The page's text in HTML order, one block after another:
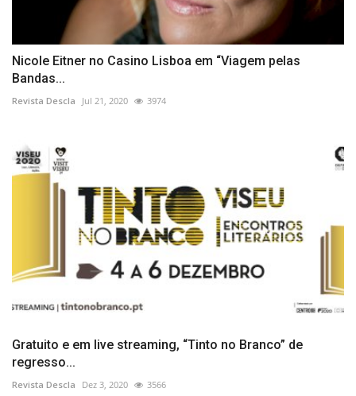
Nicole Eitner no Casino Lisboa em “Viagem pelas
Bandas...
Revista Descla Jul 21, 2020 3974
Gratuito e em live streaming, “Tinto no Branco” de
regresso...
Revista Descla Dez 3, 2020 3566